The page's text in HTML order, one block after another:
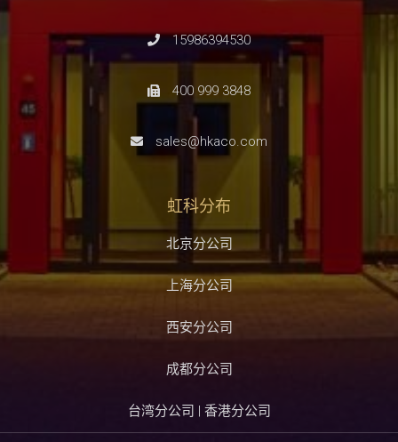
15986394530
400 999 3848
sales@hkaco.com
虹科分布
北京分公司
上海分公司
西安分公司
成都分公司
台湾分公司 | 香港分公司